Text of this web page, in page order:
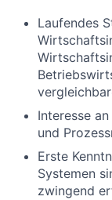
Laufendes
Interesse
und
Erste
Systemen
zwingend